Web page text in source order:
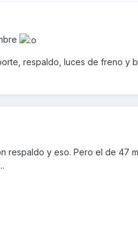
respaldo, luces de freno y
respaldo y eso. Pero el de 47